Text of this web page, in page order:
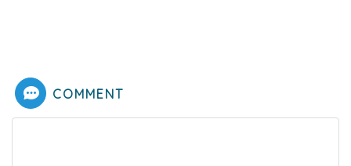
COMMENT